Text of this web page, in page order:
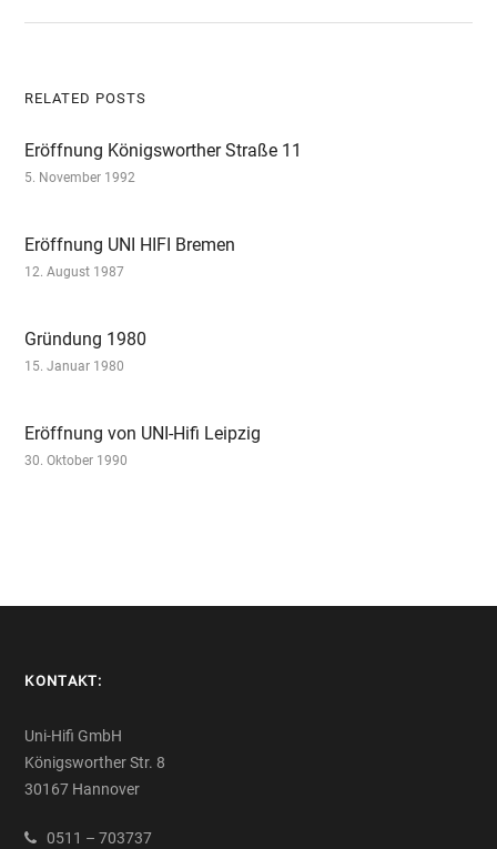
RELATED POSTS
Eröffnung Königsworther Straße 11
5. November 1992
Eröffnung UNI HIFI Bremen
12. August 1987
Gründung 1980
15. Januar 1980
Eröffnung von UNI-Hifi Leipzig
30. Oktober 1990
KONTAKT:
Uni-Hifi GmbH
Königsworther Str. 8
30167 Hannover
0511 – 703737